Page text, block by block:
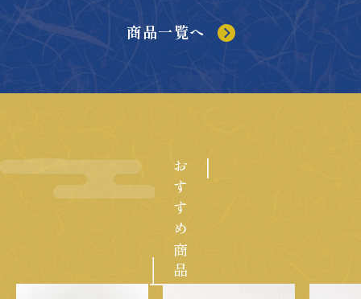
商品一覧へ
おすすめ商品